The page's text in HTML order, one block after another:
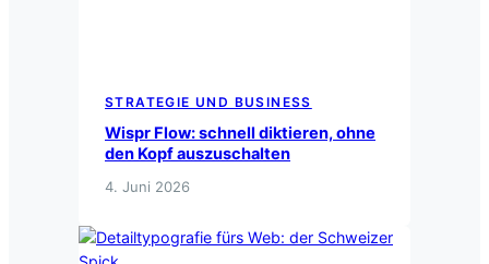
STRATEGIE UND BUSINESS
Wispr Flow: schnell diktieren, ohne
den Kopf auszuschalten
4. Juni 2026